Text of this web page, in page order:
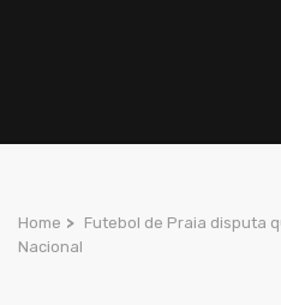
Home > Futebol de Praia disputa
Nacional